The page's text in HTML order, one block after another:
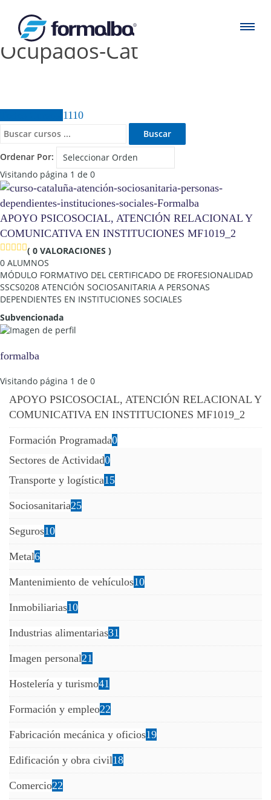
Ocupados-Cat
1110
Ordenar Por:
Visitando página 1 de 0
APOYO PSICOSOCIAL, ATENCIÓN RELACIONAL Y
COMUNICATIVA EN INSTITUCIONES MF1019_2
( 0 VALORACIONES )
0 ALUMNOS
MÓDULO FORMATIVO DEL CERTIFICADO DE FROFESIONALIDAD
SSCS0208 ATENCIÓN SOCIOSANITARIA A PERSONAS
DEPENDIENTES EN INSTITUCIONES SOCIALES
Subvencionada
formalba
Visitando página 1 de 0
APOYO PSICOSOCIAL, ATENCIÓN RELACIONAL Y
COMUNICATIVA EN INSTITUCIONES MF1019_2
Formación Programada0
Sectores de Actividad0
Transporte y logística15
Sociosanitaria25
Seguros10
Metal6
Mantenimiento de vehículos10
Inmobiliarias10
Industrias alimentarias31
Imagen personal21
Hostelería y turismo41
Formación y empleo22
Fabricación mecánica y oficios19
Edificación y obra civil18
Comercio22